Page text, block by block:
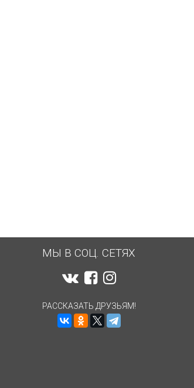
МЫ В СОЦ. СЕТЯХ
РАССКАЗАТЬ ДРУЗЬЯМ!